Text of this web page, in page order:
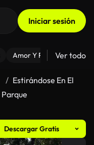
Iniciar sesión
Amor Y Relaciones
Ver todo
Estirándose En El
Parque
Descargar Gratis